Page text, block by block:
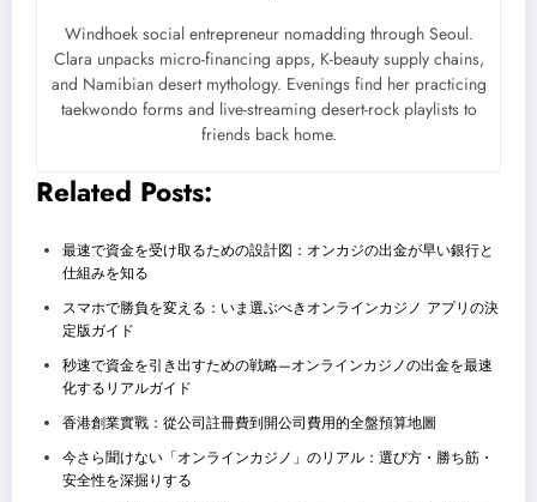
Windhoek social entrepreneur nomadding through Seoul.
Clara unpacks micro-financing apps, K-beauty supply chains,
and Namibian desert mythology. Evenings find her practicing
taekwondo forms and live-streaming desert-rock playlists to
friends back home.
Related Posts:
最速で資金を受け取るための設計図：オンカジの出金が早い銀行と
仕組みを知る
スマホで勝負を変える：いま選ぶべきオンラインカジノ アプリの決
定版ガイド
秒速で資金を引き出すための戦略—オンラインカジノの出金を最速
化するリアルガイド
香港創業實戰：從公司註冊費到開公司費用的全盤預算地圖
今さら聞けない「オンラインカジノ」のリアル：選び方・勝ち筋・
安全性を深掘りする